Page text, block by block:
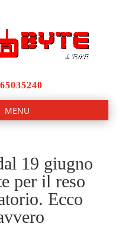
19 giugno
per il reso
Ecco